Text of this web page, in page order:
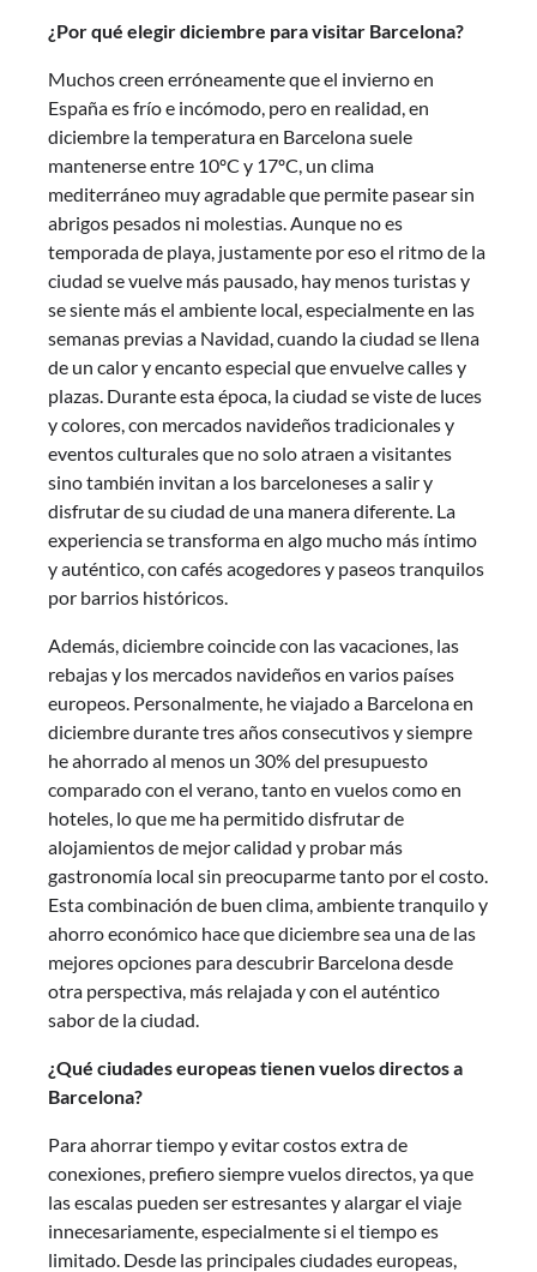
¿Por qué elegir diciembre para visitar Barcelona?
Muchos creen erróneamente que el invierno en
España es frío e incómodo, pero en realidad, en
diciembre la temperatura en Barcelona suele
mantenerse entre 10ºC y 17ºC, un clima
mediterráneo muy agradable que permite pasear sin
abrigos pesados ni molestias. Aunque no es
temporada de playa, justamente por eso el ritmo de la
ciudad se vuelve más pausado, hay menos turistas y
se siente más el ambiente local, especialmente en las
semanas previas a Navidad, cuando la ciudad se llena
de un calor y encanto especial que envuelve calles y
plazas. Durante esta época, la ciudad se viste de luces
y colores, con mercados navideños tradicionales y
eventos culturales que no solo atraen a visitantes
sino también invitan a los barceloneses a salir y
disfrutar de su ciudad de una manera diferente. La
experiencia se transforma en algo mucho más íntimo
y auténtico, con cafés acogedores y paseos tranquilos
por barrios históricos.
Además, diciembre coincide con las vacaciones, las
rebajas y los mercados navideños en varios países
europeos. Personalmente, he viajado a Barcelona en
diciembre durante tres años consecutivos y siempre
he ahorrado al menos un 30% del presupuesto
comparado con el verano, tanto en vuelos como en
hoteles, lo que me ha permitido disfrutar de
alojamientos de mejor calidad y probar más
gastronomía local sin preocuparme tanto por el costo.
Esta combinación de buen clima, ambiente tranquilo y
ahorro económico hace que diciembre sea una de las
mejores opciones para descubrir Barcelona desde
otra perspectiva, más relajada y con el auténtico
sabor de la ciudad.
¿Qué ciudades europeas tienen vuelos directos a
Barcelona?
Para ahorrar tiempo y evitar costos extra de
conexiones, prefiero siempre vuelos directos, ya que
las escalas pueden ser estresantes y alargar el viaje
innecesariamente, especialmente si el tiempo es
limitado. Desde las principales ciudades europeas,